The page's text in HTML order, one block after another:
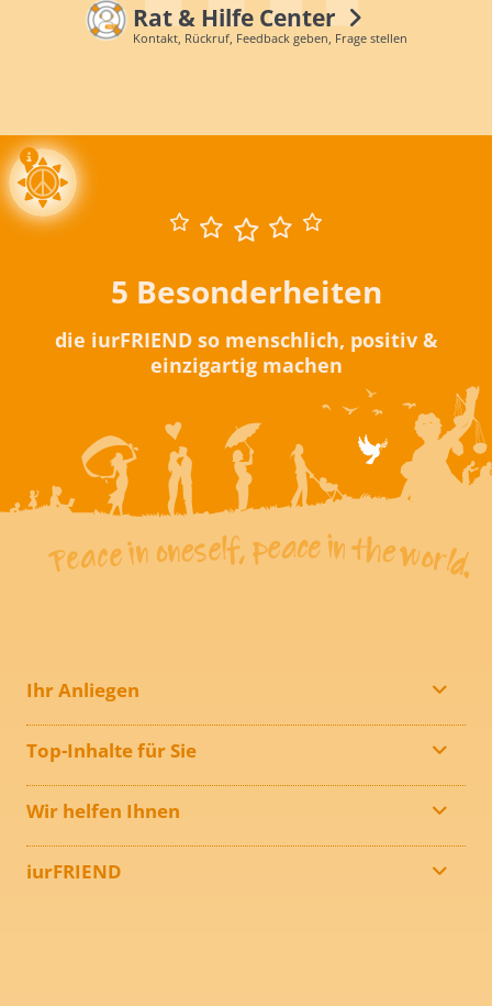
Rat & Hilfe Center
Kontakt, Rückruf, Feedback geben, Frage stellen
5 Besonderheiten
die iurFRIEND so menschlich, positiv &
einzigartig machen
Ihr Anliegen
Top-Inhalte für Sie
Wir helfen Ihnen
iurFRIEND